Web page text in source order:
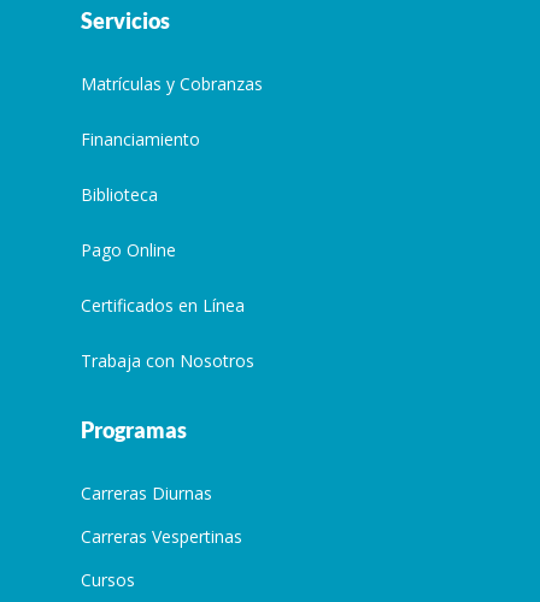
Servicios
Matrículas y Cobranzas
Financiamiento
Biblioteca
Pago Online
Certificados en Línea
Trabaja con Nosotros
Programas
Carreras Diurnas
Carreras Vespertinas
Cursos